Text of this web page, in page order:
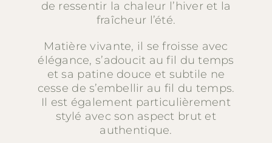
de ressentir la chaleur l’hiver et la
fraîcheur l’été.
Matière vivante, il se froisse avec
élégance, s’adoucit au fil du temps
et sa patine douce et subtile ne
cesse de s’embellir au fil du temps.
Il est également particulièrement
stylé avec son aspect brut et
authentique.